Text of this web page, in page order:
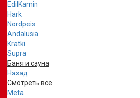
EdilKamin
Hark
Nordpeis
Andalusia
Kratki
Supra
Баня и сауна
Назад
Смотреть все
Meta